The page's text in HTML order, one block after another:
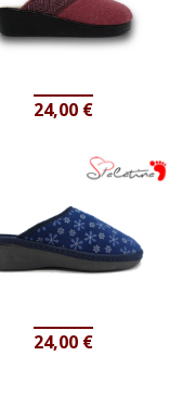
24,00 €
24,00 €